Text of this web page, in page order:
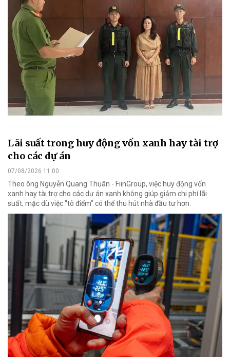
Lãi suất trong huy động vốn xanh hay tài trợ
cho các dự án
07/08/2026 11:00
Theo ông Nguyễn Quang Thuân - FiinGroup, việc huy động vốn
xanh hay tài trợ cho các dự án xanh không giúp giảm chi phí lãi
suất; mặc dù việc "tô điểm" có thể thu hút nhà đầu tư hơn.